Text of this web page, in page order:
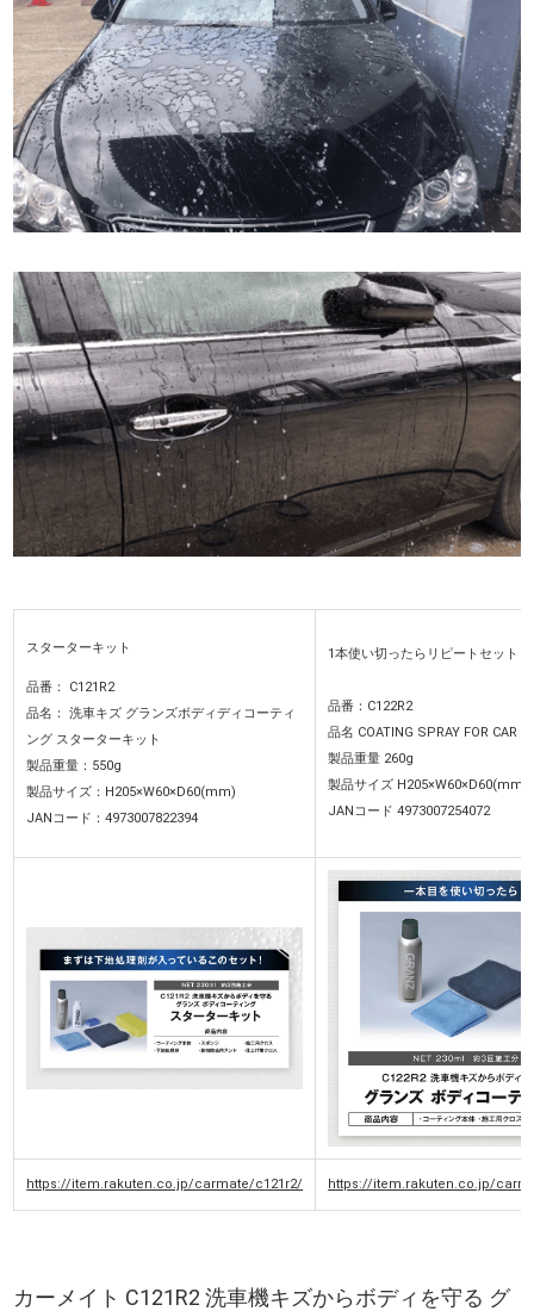
スターターキット
品番： C121R2
品名： 洗車キズ グランズボディディコーティ
ング スターターキット
製品重量：550g
製品サイズ：H205×W60×D60(mm)
JANコード：4973007822394
1本使い切ったらリピートセット
品番：C122R2
品名 COATING SPRAY FOR CAR
製品重量 260g
製品サイズ H205×W60×D60(mm)
JANコード 4973007254072
https://item.rakuten.co.jp/carmate/c121r2/ https://item.rakuten.co.jp/
カーメイト C121R2 洗車機キズからボディを守る グ